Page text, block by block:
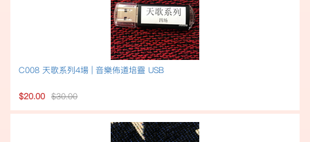
C008 天歌系列4場 | 音樂佈道培靈 USB
$20.00 $30.00